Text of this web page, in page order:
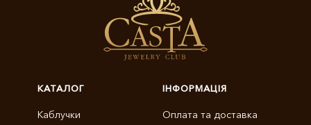
КАТАЛОГ
Каблучки
ІНФОРМАЦІЯ
Оплата та доставка